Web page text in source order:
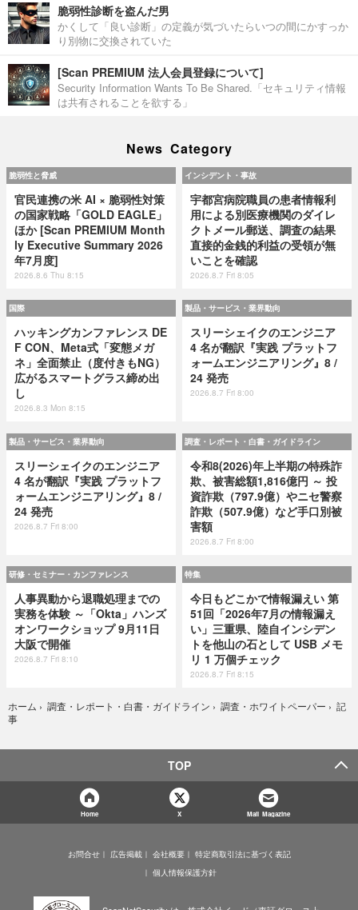
脆弱性診断を盗んだ男
かくして「良い診断」の定義が気づいたらいつの間にかすっか
り別物に交換されていた
[Scan PREMIUM 法人会員登録について]
Security Information Wants To Be Shared.「セキュリティ情報
は共有されることを欲する」
News Category
脆弱性と脅威
官民連携の米 AI × 脆弱性対策
の国家戦略「GOLD EAGLE」
ほか [Scan PREMIUM Month
ly Executive Summary 2026
年7月度]
2026.8.6 Thu 8:15
インシデント・事故
宇都宮病院職員の患者情報利
用による別医療機関のダイレ
クトメール郵送、調査の結果
直接的金銭的利益の受領が無
いことを確認
2026.8.7 Fri 8:05
国際
ハッキングカンファレンス DE
F CON、Meta式「変態メガ
ネ」全面禁止（度付きもNG）
広がるスマートグラス締め出
し
2026.8.3 Mon 8:15
製品・サービス・業界動向
スリーシェイクのエンジニア
4 名が翻訳『実践 プラットフ
ォームエンジニアリング』8 /
24 発売
2026.8.7 Fri 8:00
製品・サービス・業界動向
スリーシェイクのエンジニア
4 名が翻訳『実践 プラットフ
ォームエンジニアリング』8 /
24 発売
2026.8.7 Fri 8:00
調査・レポート・白書・ガイドライン
令和8(2026)年上半期の特殊詐
欺、被害総額1,816億円 ～ 投
資詐欺（797.9億）やニセ警察
詐欺（507.9億）など手口別被
害額
2026.8.7 Fri 8:00
研修・セミナー・カンファレンス
人事異動から退職処理までの
実務を体験 ～「Okta」ハンズ
オンワークショップ 9月11日
大阪で開催
2026.8.7 Fri 8:10
特集
今日もどこかで情報漏えい 第
51回「2026年7月の情報漏え
い」三重県、陸自インシデン
トを他山の石として USB メモ
リ 1 万個チェック
2026.8.7 Fri 8:15
ホーム › 調査・レポート・白書・ガイドライン › 調査・ホワイトペーパー › 記
事
TOP
Home X Mail Magazine
お問合せ 広告掲載 会社概要
特定商取引法に基づく表記
個人情報保護方針